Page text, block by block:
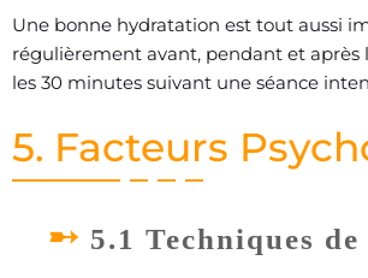
Une bonne hydratation est tout aussi
régulièrement avant, pendant et après
les 30 minutes suivant une séance
5. Facteurs
5.1 Techniques